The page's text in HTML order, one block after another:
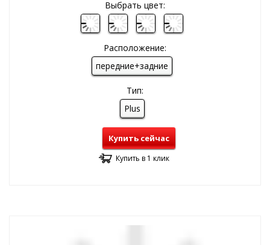
Выбрать цвет:
Расположение:
передние+задние
Тип:
Plus
Купить сейчас
Купить в 1 клик